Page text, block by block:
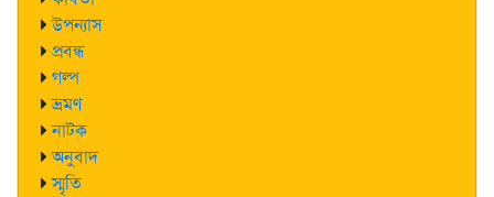
উপন্যাস
প্রবন্ধ
গল্প
ভ্রমণ
নাটক
অনুবাদ
স্মৃতি